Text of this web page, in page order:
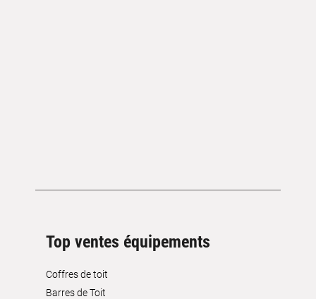
Top ventes équipements
Coffres de toit
Barres de Toit